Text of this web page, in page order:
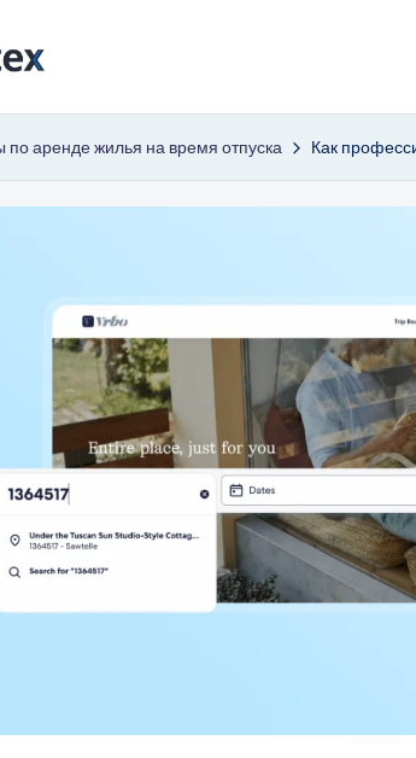
по аренде жилья на время отпуска Как